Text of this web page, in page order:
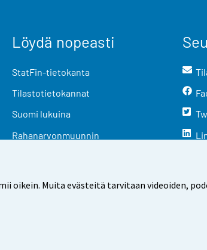
Muita evästeitä tarvitaan videoiden,
Löydä nopeasti
StatFin-tietokanta
Tilastotietokannat
Suomi lukuina
Rahanarvonmuunnin